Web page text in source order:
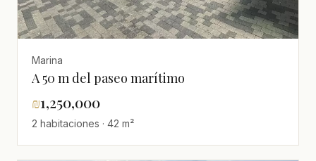
Marina
A 50 m del paseo marítimo
₪1,250,000
2 habitaciones · 42 m²